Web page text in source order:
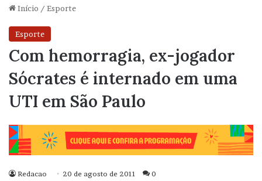
Início / Esporte
Esporte
Com hemorragia, ex-jogador
Sócrates é internado em uma
UTI em São Paulo
Redacao 20 de agosto de 2011 0